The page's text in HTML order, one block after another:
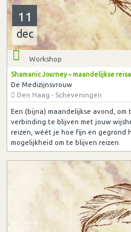
11
dec
Workshop
Shamanic Journey ~ maandelijkse
De Medizijnsvrouw
Den Haag - Scheveningen
Een (bijna) maandelijkse avond, om
verbinding te blijven met jouw
reizen, wéét je hoe fijn en gegrond
mogelijkheid om te blijven reizen.